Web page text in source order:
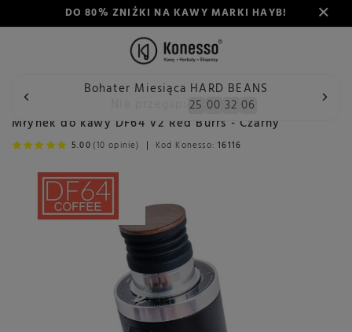
DO 80% ZNIŻKI NA KAWY MARKI HAYB!
Bohater Miesiąca HARD BEANS
25 00 32 05
Wstecz Konesso Młynki Rodzaj Automatyczny
Młynek do kawy DF64 V2 Red Burrs - Czarny
5.00 (10 opinie) Kod Konesso:16116